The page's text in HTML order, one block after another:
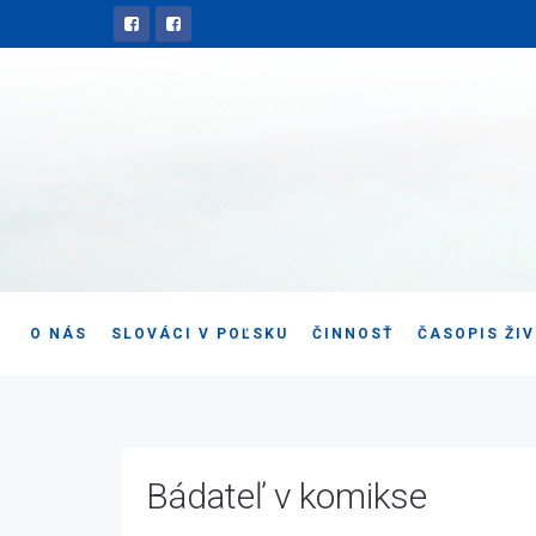
O NÁS SLOVÁCI V POĽSKU ČINNOSŤ ČASOPIS
Bádateľ v komikse